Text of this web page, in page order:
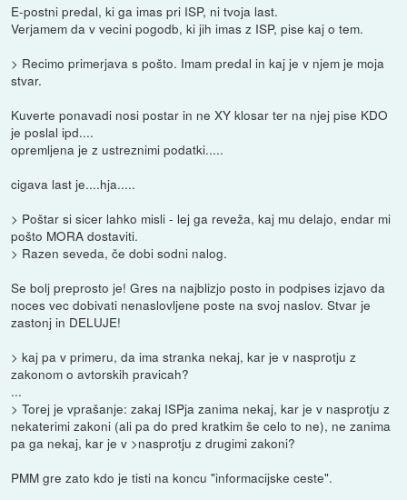
E-postni predal, ki ga imas pri ISP, ni tvoja last.
Verjamem da v vecini pogodb, ki jih imas z ISP, pise kaj o tem.
> Recimo primerjava s pošto. Imam predal in kaj je v njem je moja
stvar.
Kuverte ponavadi nosi postar in ne XY klosar ter na njej pise KDO
je poslal ipd....
opremljena je z ustreznimi podatki.....
cigava last je....hja.....
> Poštar si sicer lahko misli - lej ga reveža, kaj mu delajo, endar mi
pošto MORA dostaviti.
> Razen seveda, če dobi sodni nalog.
Se bolj preprosto je! Gres na najblizjo posto in podpises izjavo da
noces vec dobivati nenaslovljene poste na svoj naslov. Stvar je
zastonj in DELUJE!
> kaj pa v primeru, da ima stranka nekaj, kar je v nasprotju z
zakonom o avtorskih pravicah?
...
> Torej je vprašanje: zakaj ISPja zanima nekaj, kar je v nasprotju z
nekaterimi zakoni (ali pa do pred kratkim še celo to ne), ne zanima
pa ga nekaj, kar je v >nasprotju z drugimi zakoni?
PMM gre zato kdo je tisti na koncu "informacijske ceste".